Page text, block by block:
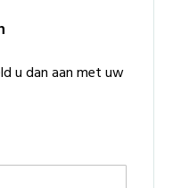
u dan aan met uw